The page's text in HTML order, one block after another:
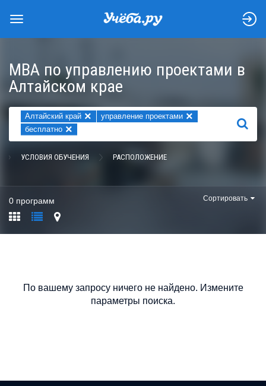
MBA по управлению проектами в
Алтайском крае
Алтайский край × управление проектами ×
бесплатно × НАЙТИ
УСЛОВИЯ ОБУЧЕНИЯ РАСПОЛОЖЕНИЕ
0 программ Сортировать
По вашему запросу ничего не найдено. Измените
параметры поиска.